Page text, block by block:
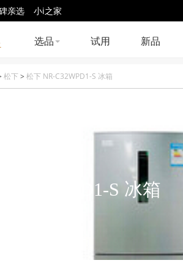
亲选 小i之家
选品 试用 新品
松下> 松下 NR-C32WPD1-S 冰箱
C32WPD1-S 冰箱